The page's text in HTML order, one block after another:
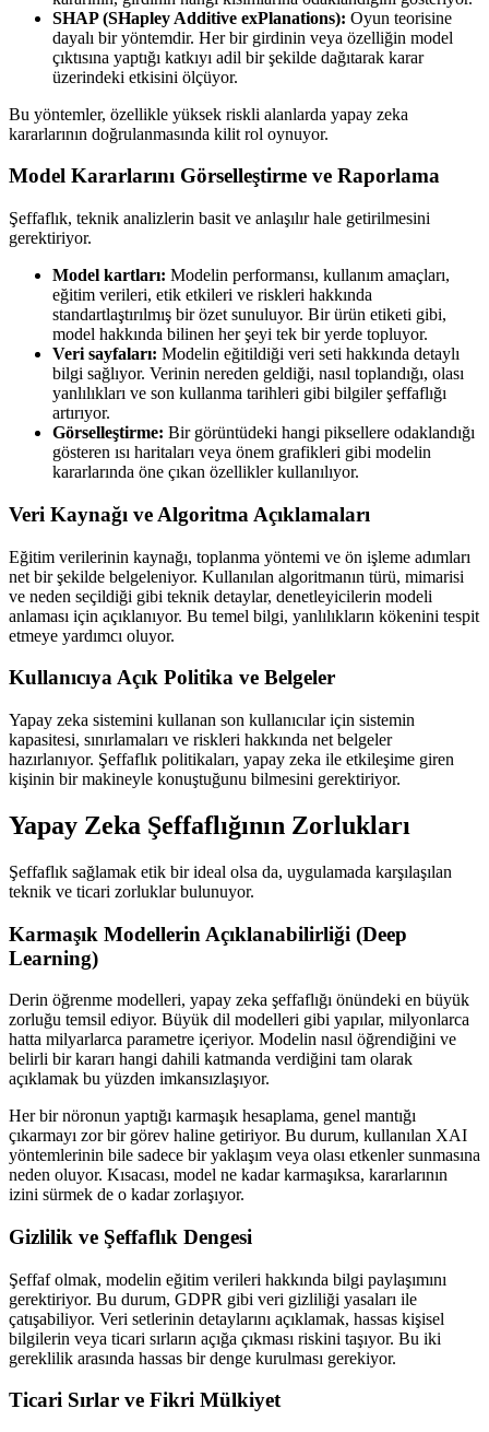
SHAP (SHapley Additive exPlanations): Oyun teorisine
dayalı bir yöntemdir. Her bir girdinin veya özelliğin model
çıktısına yaptığı katkıyı adil bir şekilde dağıtarak karar
üzerindeki etkisini ölçüyor.
Bu yöntemler, özellikle yüksek riskli alanlarda yapay zeka
kararlarının doğrulanmasında kilit rol oynuyor.
Model Kararlarını Görselleştirme ve Raporlama
Şeffaflık, teknik analizlerin basit ve anlaşılır hale getirilmesini
gerektiriyor.
Model kartları: Modelin performansı, kullanım amaçları,
eğitim verileri, etik etkileri ve riskleri hakkında
standartlaştırılmış bir özet sunuluyor. Bir ürün etiketi gibi,
model hakkında bilinen her şeyi tek bir yerde topluyor.
Veri sayfaları: Modelin eğitildiği veri seti hakkında detaylı
bilgi sağlıyor. Verinin nereden geldiği, nasıl toplandığı, olası
yanlılıkları ve son kullanma tarihleri gibi bilgiler şeffaflığı
artırıyor.
Görselleştirme: Bir görüntüdeki hangi piksellere odaklandığı
gösteren ısı haritaları veya önem grafikleri gibi modelin
kararlarında öne çıkan özellikler kullanılıyor.
Veri Kaynağı ve Algoritma Açıklamaları
Eğitim verilerinin kaynağı, toplanma yöntemi ve ön işleme adımları
net bir şekilde belgeleniyor. Kullanılan algoritmanın türü, mimarisi
ve neden seçildiği gibi teknik detaylar, denetleyicilerin modeli
anlaması için açıklanıyor. Bu temel bilgi, yanlılıkların kökenini tespit
etmeye yardımcı oluyor.
Kullanıcıya Açık Politika ve Belgeler
Yapay zeka sistemini kullanan son kullanıcılar için sistemin
kapasitesi, sınırlamaları ve riskleri hakkında net belgeler
hazırlanıyor. Şeffaflık politikaları, yapay zeka ile etkileşime giren
kişinin bir makineyle konuştuğunu bilmesini gerektiriyor.
Yapay Zeka Şeffaflığının Zorlukları
Şeffaflık sağlamak etik bir ideal olsa da, uygulamada karşılaşılan
teknik ve ticari zorluklar bulunuyor.
Karmaşık Modellerin Açıklanabilirliği (Deep
Learning)
Derin öğrenme modelleri, yapay zeka şeffaflığı önündeki en büyük
zorluğu temsil ediyor. Büyük dil modelleri gibi yapılar, milyonlarca
hatta milyarlarca parametre içeriyor. Modelin nasıl öğrendiğini ve
belirli bir kararı hangi dahili katmanda verdiğini tam olarak
açıklamak bu yüzden imkansızlaşıyor.
Her bir nöronun yaptığı karmaşık hesaplama, genel mantığı
çıkarmayı zor bir görev haline getiriyor. Bu durum, kullanılan XAI
yöntemlerinin bile sadece bir yaklaşım veya olası etkenler sunmasına
neden oluyor. Kısacası, model ne kadar karmaşıksa, kararlarının
izini sürmek de o kadar zorlaşıyor.
Gizlilik ve Şeffaflık Dengesi
Şeffaf olmak, modelin eğitim verileri hakkında bilgi paylaşımını
gerektiriyor. Bu durum, GDPR gibi veri gizliliği yasaları ile
çatışabiliyor. Veri setlerinin detaylarını açıklamak, hassas kişisel
bilgilerin veya ticari sırların açığa çıkması riskini taşıyor. Bu iki
gereklilik arasında hassas bir denge kurulması gerekiyor.
Ticari Sırlar ve Fikri Mülkiyet